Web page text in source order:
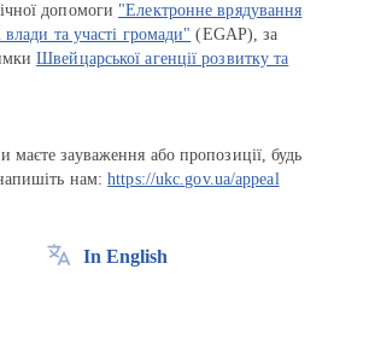
допомоги "Електронне врядування
влади та участі громади" (EGAP), за
Швейцарської агенції розвитку та
маєте зауваження або пропозиції, будь
нам:https://ukc.gov.ua/appeal
In English